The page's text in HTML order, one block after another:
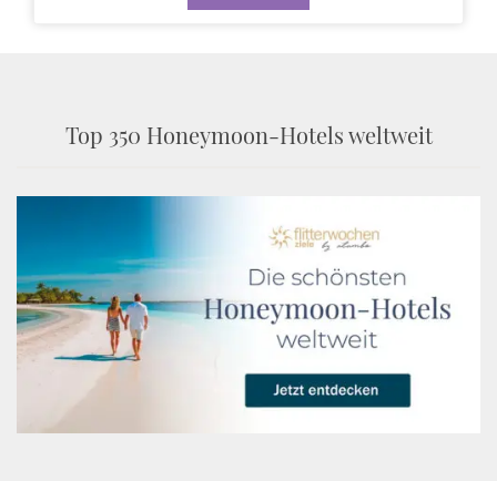
Top 350 Honeymoon-Hotels weltweit